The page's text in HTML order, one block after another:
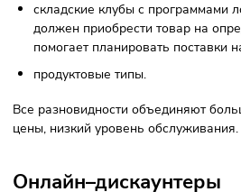
Жёсткие. Магазины площадью
более 2000 разновидностей
стандартные супермаркеты.
Спросом среди населения
эксперты отмечают рост
делятся на четыре категории: